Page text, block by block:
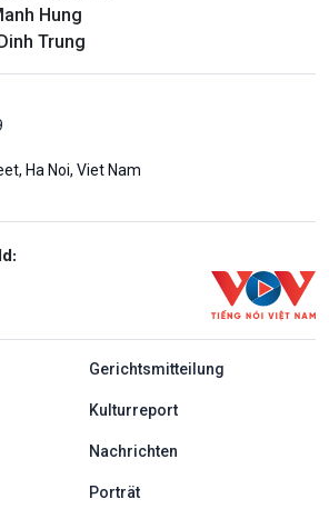
Hung
Trung
Ha Noi, Viet Nam
tiếng ĐứcGerichtsmitteilung
Kulturreport
Nachrichten
Porträt